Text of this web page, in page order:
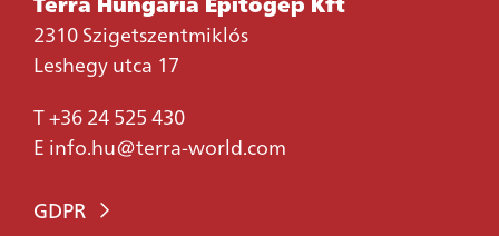
2310 Szigetszentmiklós
Leshegy utca 17
T+36 24 525 430
E info.hu@terra-world.com
GDPR